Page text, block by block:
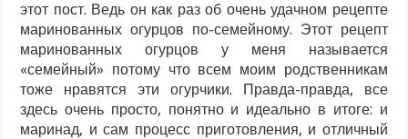
этот пост. Ведь он как раз об очень удачном рецепте
маринованных огурцов по-семейному. Этот рецепт
маринованных огурцов у меня называется
«семейный» потому что всем моим родственникам
тоже нравятся эти огурчики. Правда-правда, все
здесь очень просто, понятно и идеально в итоге: и
маринад, и сам процесс приготовления, и отличный